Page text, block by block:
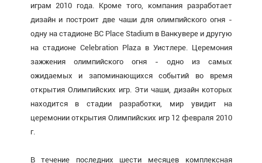
играм 2010 года. Кроме того, компания разработает
дизайн и построит две чаши для олимпийского огня -
одну на стадионе BC Place Stadium в Ванкувере и другую
на стадионе Celebration Plaza в Уистлере. Церемония
зажжения олимпийского огня - одно из самых
ожидаемых и запоминающихся событий во время
открытия Олимпийских игр. Эти чаши, дизайн которых
находится в стадии разработки, мир увидит на
церемонии открытия Олимпийских игр 12 февраля 2010
г.
В течение последних шести месяцев комплексная